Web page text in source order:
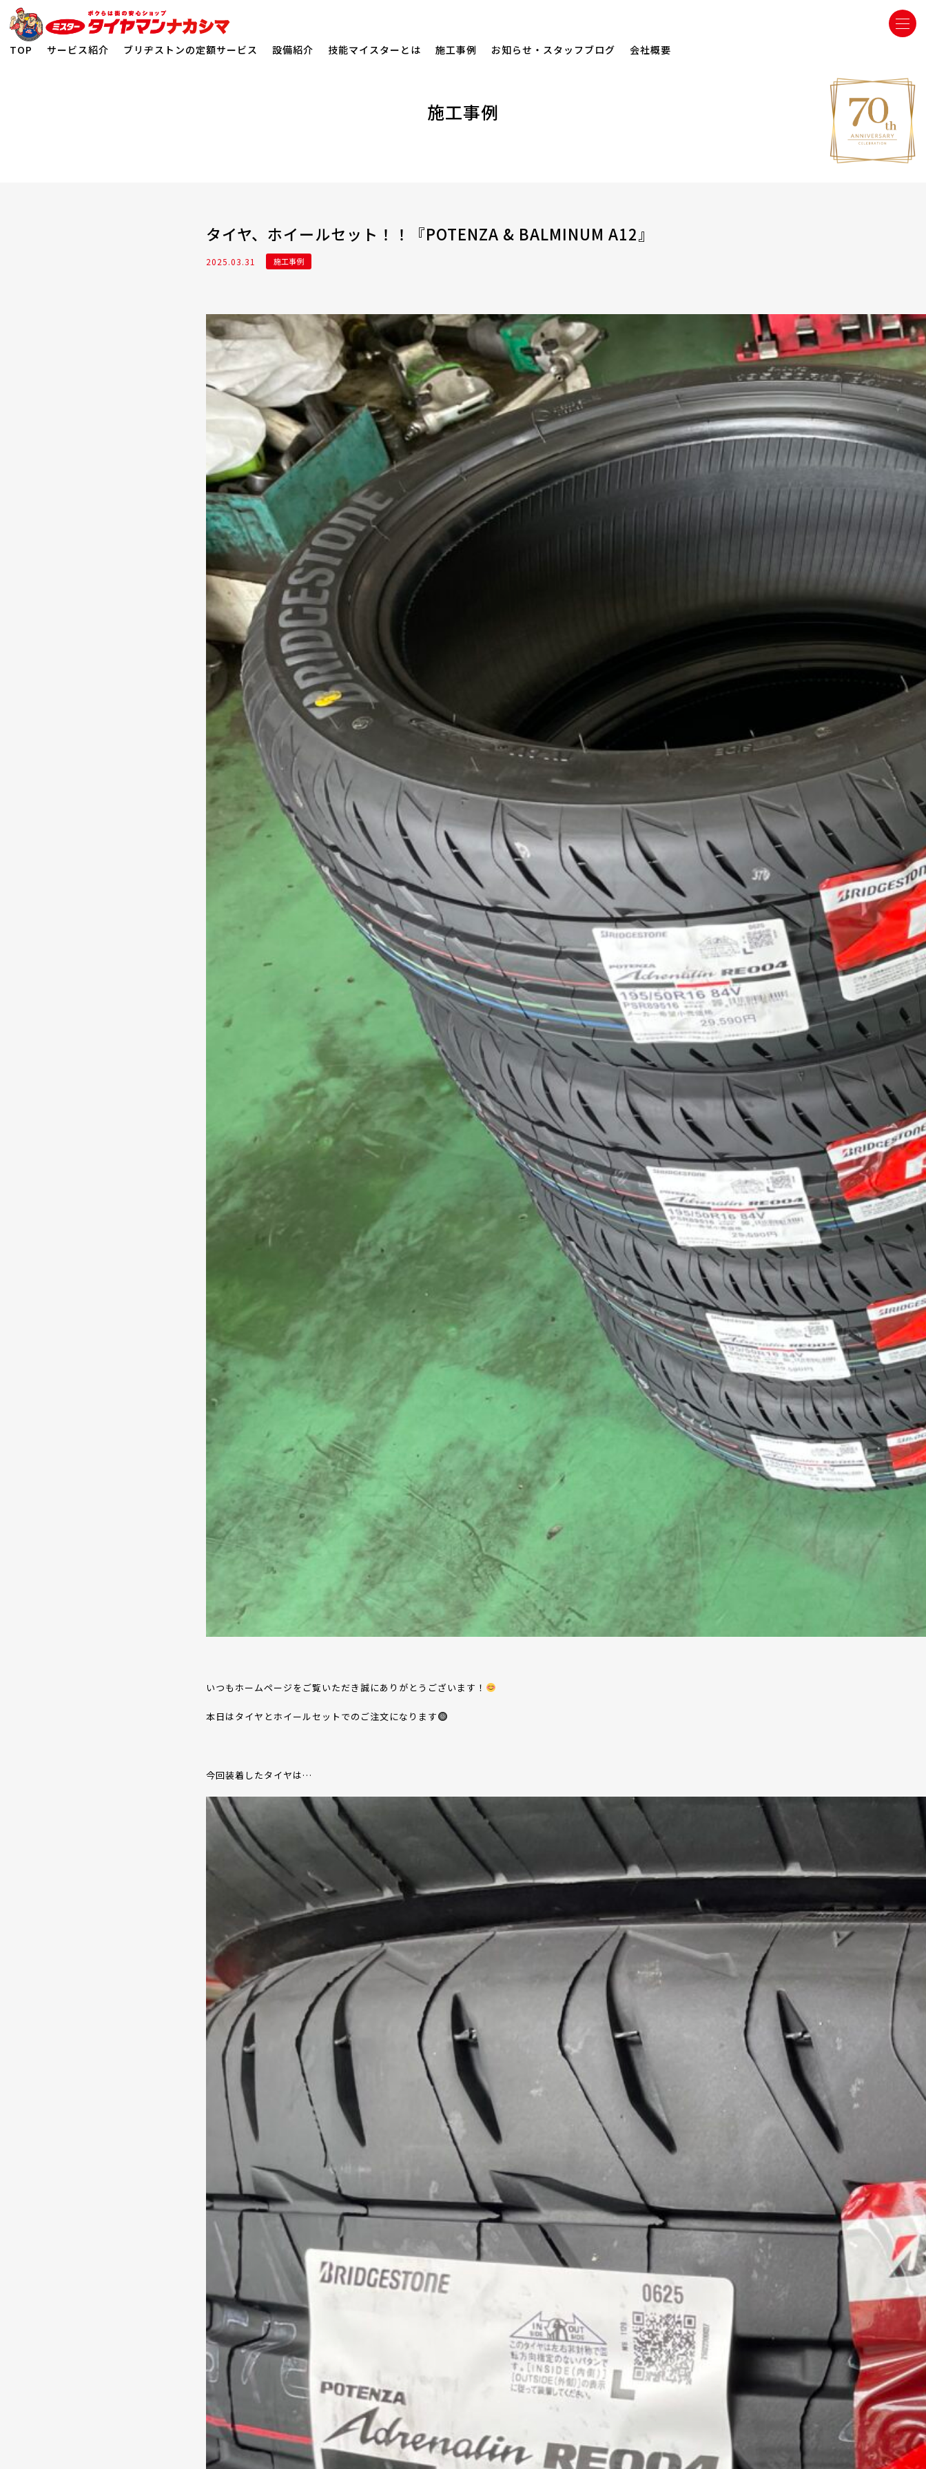
TOP サービス紹介 ブリヂストンの定額サービス 設備紹介 技能マイスターとは 施工事例 お知らせ・スタッフブログ 会社概要
施工事例 >タイヤ、ホイールセット！！『POTENZA & BALMINUM A12』
施工事例
タイヤ、ホイールセット！！『POTENZA & BALMINUM A12』
2025.03.31 施工事例
いつもホームページをご覧いただき誠にありがとうございます！
本日はタイヤとホイールセットでのご注文になります
今回装着したタイヤは…